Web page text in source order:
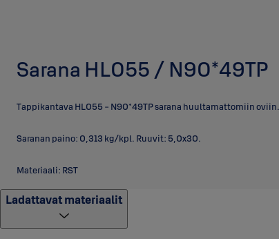
Sarana HL055 / N90*49TP
Tappikantava HL055 - N90*49TP sarana huultamattomiin oviin.
Saranan paino: 0,313 kg/kpl. Ruuvit: 5,0x30.
Materiaali: RST
Ladattavat materiaalit